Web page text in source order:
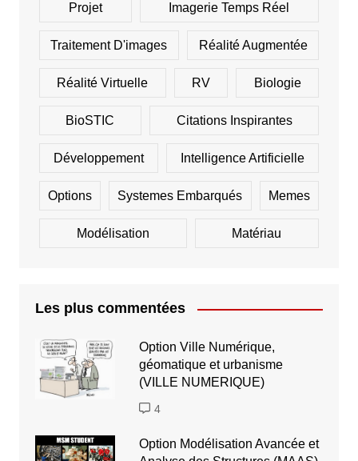
Projet Imagerie Temps Réel
Traitement D'images Réalité Augmentée
Réalité Virtuelle RV Biologie
BioSTIC Citations Inspirantes
Développement Intelligence Artificielle
Options Systemes Embarqués Memes
Modélisation Matériau
Les plus commentées
Option Ville Numérique,
géomatique et urbanisme
(VILLE NUMERIQUE)
4
Option Modélisation Avancée et